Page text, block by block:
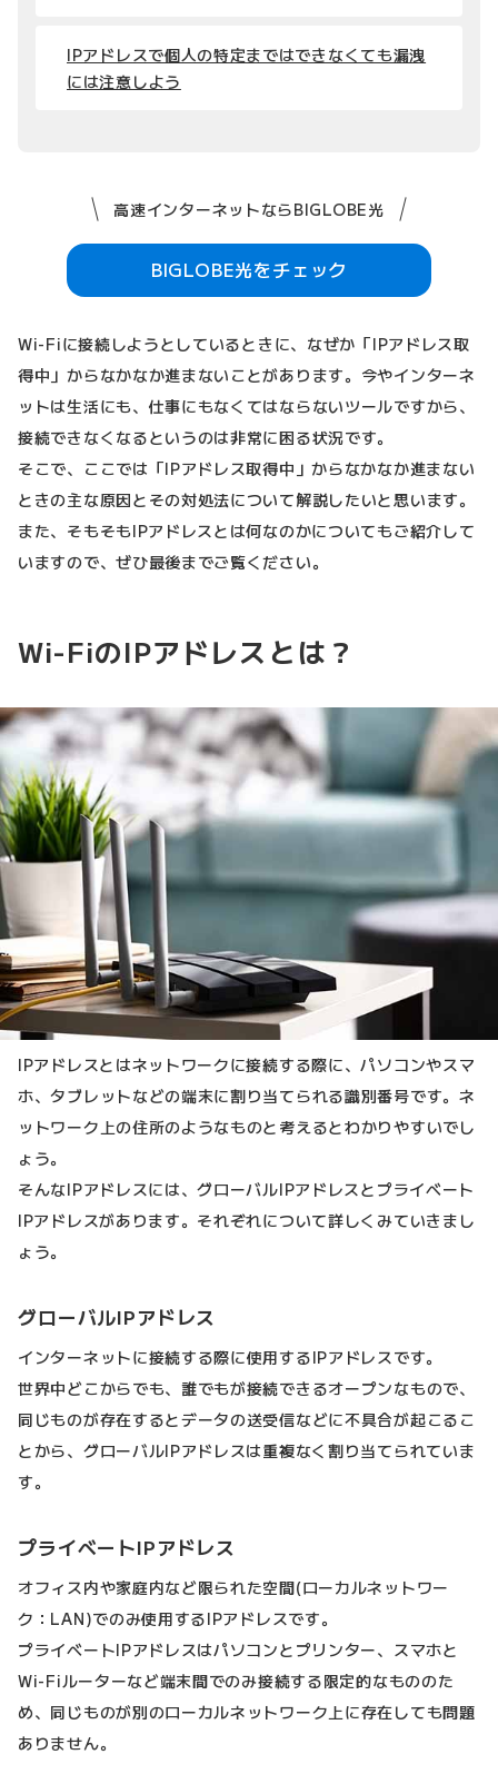
IPアドレスで個人の特定まではできなくても漏洩
には注意しよう
高速インターネットならBIGLOBE光
BIGLOBE光をチェック
Wi-Fiに接続しようとしているときに、なぜか「IPアドレス取
得中」からなかなか進まないことがあります。今やインターネ
ットは生活にも、仕事にもなくてはならないツールですから、
接続できなくなるというのは非常に困る状況です。
そこで、ここでは「IPアドレス取得中」からなかなか進まない
ときの主な原因とその対処法について解説したいと思います。
また、そもそもIPアドレスとは何なのかについてもご紹介して
いますので、ぜひ最後までご覧ください。
Wi-FiのIPアドレスとは？
IPアドレスとはネットワークに接続する際に、パソコンやスマ
ホ、タブレットなどの端末に割り当てられる識別番号です。ネ
ットワーク上の住所のようなものと考えるとわかりやすいでし
ょう。
そんなIPアドレスには、グローバルIPアドレスとプライベート
IPアドレスがあります。それぞれについて詳しくみていきまし
ょう。
グローバルIPアドレス
インターネットに接続する際に使用するIPアドレスです。
世界中どこからでも、誰でもが接続できるオープンなもので、
同じものが存在するとデータの送受信などに不具合が起こるこ
とから、グローバルIPアドレスは重複なく割り当てられていま
す。
プライベートIPアドレス
オフィス内や家庭内など限られた空間(ローカルネットワー
ク：LAN)でのみ使用するIPアドレスです。
プライベートIPアドレスはパソコンとプリンター、スマホと
Wi-Fiルーターなど端末間でのみ接続する限定的なもののた
め、同じものが別のローカルネットワーク上に存在しても問題
ありません。